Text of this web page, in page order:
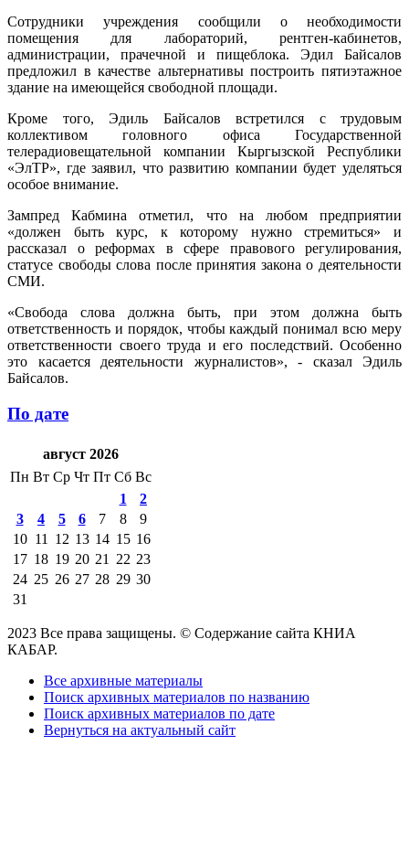
Сотрудники учреждения сообщили о необходимости
помещения для лабораторий, рентген-кабинетов,
администрации, прачечной и пищеблока. Эдил Байсалов
предложил в качестве альтернативы построить пятиэтажное
здание на имеющейся свободной площади.
Кроме того, Эдиль Байсалов встретился с трудовым
коллективом головного офиса Государственной
телерадиовещательной компании Кыргызской Республики
«ЭлТР», где заявил, что развитию компании будет уделяться
особое внимание.
Зампред Кабмина отметил, что на любом предприятии
«должен быть курс, к которому нужно стремиться» и
рассказал о реформах в сфере правового регулирования,
статусе свободы слова после принятия закона о деятельности
СМИ.
«Свобода слова должна быть, при этом должна быть
ответственность и порядок, чтобы каждый понимал всю меру
ответственности своего труда и его последствий. Особенно
это касается деятельности журналистов», - сказал Эдиль
Байсалов.
По дате
август 2026
Пн Вт Ср Чт Пт Сб Вс
1
2
3
4 5 6 7 8
9
10 11 12 13 14 15 16
17 18 19 20 21 22 23
24 25 26 27 28 29 30
31
2023 Все права защищены. © Содержание сайта КНИА
КАБАР.
Все архивные материалы
Поиск архивных материалов по названию
Поиск архивных материалов по дате
Вернуться на актуальный сайт